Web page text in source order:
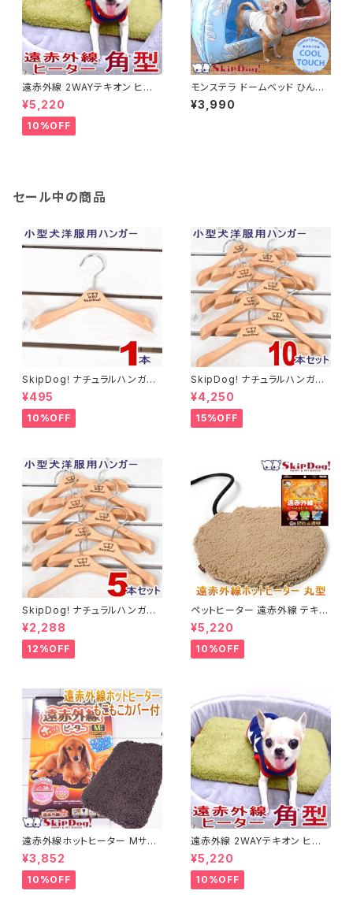
遠赤外線 2WAYテキオン ヒータ
ー 角型 Ｍサイズ(チワワ 小型犬
ペット グッズ 暖房 保温 ヒータ
ー 犬用品 送料無料)
¥5,220
10%OFF
モンステラ ドームベッド ひんや
り 接触冷感 クール メッシュ 洗
濯 洗える マット クッション 小型
¥3,990
セール中の商品
SkipDog! ナチュラルハンガー
1本
¥495
10%OFF
SkipDog! ナチュラルハンガー
10本セット
¥4,250
15%OFF
SkipDog! ナチュラルハンガー
5本セット
¥2,288
12%OFF
ペットヒーター 遠赤外線 テキオ
ンヒーター 丸型 まる チワワ 小
型犬 犬用ヒーター
¥5,220
10%OFF
遠赤外線ホットヒーター Mサイ
ズ チワワ 小型犬 犬 ペット用ヒ
ーター 湯たんぽ 暖房 暖房グッ
ズ 温度 温かい あったか あたた
か 暖か 設定 暖房器具 保温 保
¥3,852
10%OFF
遠赤外線 2WAYテキオン ヒータ
ー 角型 Ｍサイズ(チワワ 小型犬
ペット グッズ 暖房 保温 ヒータ
ー 犬用品 送料無料)
¥5,220
10%OFF